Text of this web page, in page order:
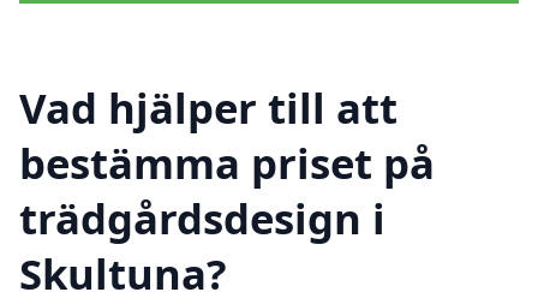
Vad hjälper till att
bestämma priset på
trädgårdsdesign i
Skultuna?